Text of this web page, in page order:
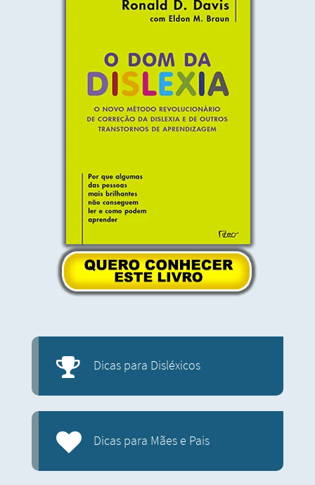
Dicas para Disléxicos
Dicas para Mães e Pais